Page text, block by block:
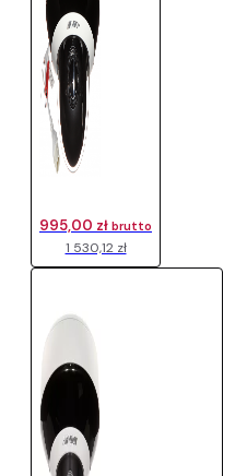
1 530,12 zł
995,00 zł brutto